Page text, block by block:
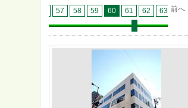
57 58 59 60 61 62 63 64
前へ